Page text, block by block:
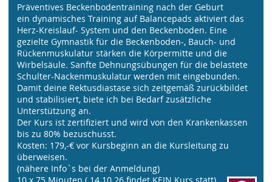
Präventives Beckenbodentraining nach der Geburt
ein dynamisches Training auf Balancepads aktiviert das
Herz-Kreislauf- System und den Beckenboden. Eine
gezielte Gymnastik für die Beckenboden-, Bauch- und
Rückenmuskulatur stärken die Körpermitte und die
Wirbelsäule. Sanfte Dehnungsübungen für die belastete
Schulter-Nackenmuskulatur werden mit eingebunden.
Damit deine Rektusdiastase sich zeitgemäß zurückbildet
und stabilisiert, biete ich bei Bedarf zusätzliche
Unterstützung an.
Der Kurs ist zertifiziert und wird von den Krankenkassen
bis zu 80% bezuschusst.
Kosten: 179,-€ vor Kursbeginn an die Kursleitung zu
überweisen.
(nähere Info`s bei der Anmeldung)